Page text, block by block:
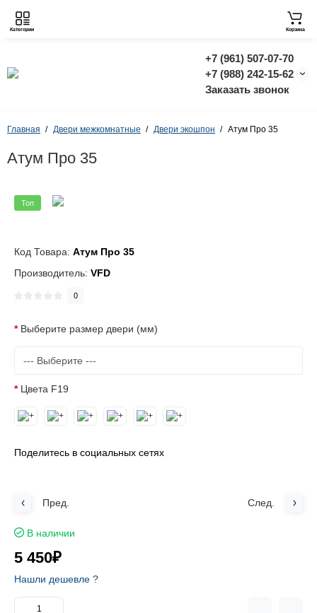
+7 (961) 507-07-70
+7 (988) 242-15-62
Заказать звонок
Категории Корзина
Главная Двери межкомнатные Двери экошпон Атум Про 35
Атум Про 35
Топ
Код Товара: Атум Про 35
Производитель: VFD
0
Выберите размер двери (мм)
Цвета F19
Поделитесь в социальных сетях
Пред. След.
В наличии
5 450₽
Нашли дешевле ?